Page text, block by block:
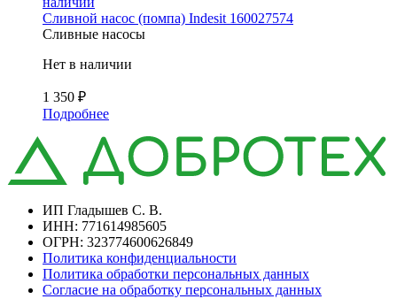
Сливной насос (помпа) Indesit 160027574
Сливные насосы
Нет в наличии
1 350 ₽
Подробнее
ИП Гладышев С. В.
ИНН: 771614985605
ОГРН: 323774600626849
Политика конфиденциальности
Политика обработки персональных данных
Согласие на обработку персональных данных